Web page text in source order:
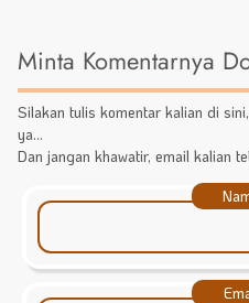
Minta Komentarnya
Silakan tulis komentar kalian di
ya...
Dan jangan khawatir, email kalian